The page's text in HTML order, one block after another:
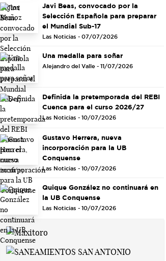
Javi Beas, convocado por la
Selección Española para preparar
el Mundial Sub-17
Las Noticias - 07/07/2026
Una medalla para soñar
Alejandro del Valle - 11/07/2026
Definida la pretemporada del REBI
Cuenca para el curso 2026/27
Las Noticias - 10/07/2026
Gustavo Herrera, nueva
incorporación para la UB
Conquense
Las Noticias - 10/07/2026
Quique González no continuará en
la UB Conquense
Las Noticias - 10/07/2026